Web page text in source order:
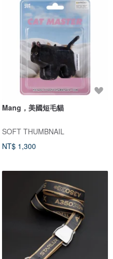
Mang，美國短毛貓
SOFT THUMBNAIL
NT$ 1,300